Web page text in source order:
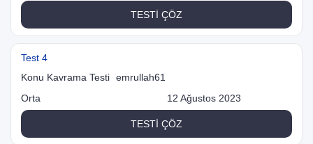
TESTİ ÇÖZ
Test 4
Konu Kavrama Testi emrullah61
Orta
12 Ağustos 2023
TESTİ ÇÖZ